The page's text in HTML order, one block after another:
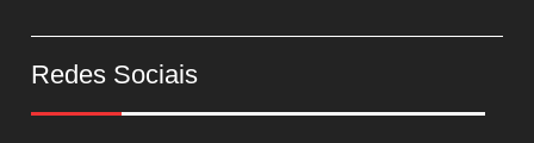
Redes Sociais